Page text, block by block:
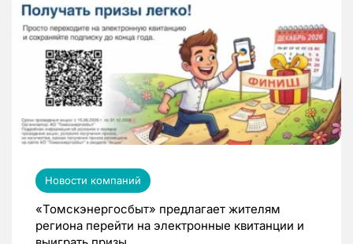
Новости компаний
«Томскэнергосбыт» предлагает жителям
региона перейти на электронные квитанции и